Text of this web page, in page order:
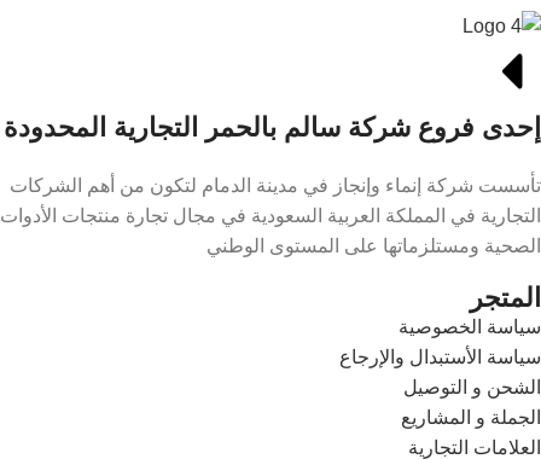
إحدى فروع شركة سالم بالحمر التجارية المحدودة
تأسست شركة إنماء وإنجاز في مدينة الدمام لتكون من أهم الشركات
التجارية في المملكة العربية السعودية في مجال تجارة منتجات الأدوات
الصحية ومستلزماتها على المستوى الوطني
المتجر
سياسة الخصوصية
سياسة الأستبدال والإرجاع
الشحن و التوصيل
الجملة و المشاريع
العلامات التجارية